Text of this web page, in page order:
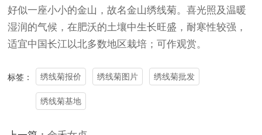
好似一座小小的金山，故名金山绣线菊。喜光照及温暖
湿润的气候，在肥沃的土壤中生长旺盛，耐寒性较强，
适宜中国长江以北多数地区栽培；可作观赏。
标签： 绣线菊报价 绣线菊图片 绣线菊批发
绣线菊基地